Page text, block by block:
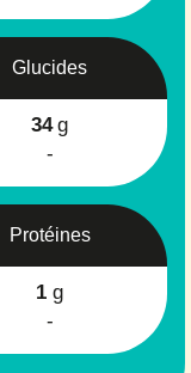
Glucides
34 g
-
Protéines
1 g
-